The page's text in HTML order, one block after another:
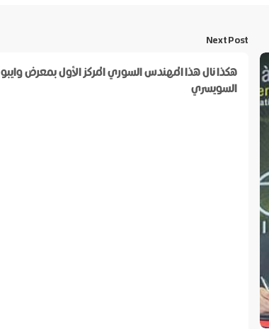
Next Post
هكذا نال هذا المهندس السوري المركز الأول بمعرض وايبو
السويسري